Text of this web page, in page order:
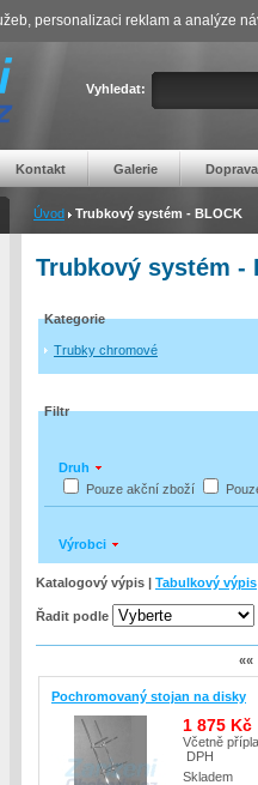
Vyhledat:
Kontakt Galerie Doprava
Úvod Trubkový systém - BLOCK
Trubkový systém -
Kategorie
Trubky chromové
Filtr
Druh
Pouze akční zboží
Výrobci
Katalogový výpis | Tabulkový výpis
Řadit podle
««
Pochromovaný stojan na disky
1 875 Kč
Včetně
DPH
Skladem
personalizaci reklam a analýze